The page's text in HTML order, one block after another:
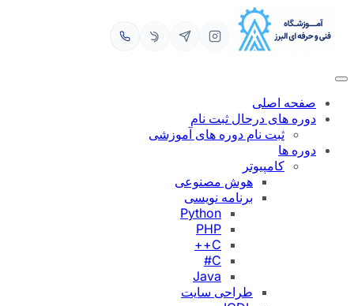
محتوا
صفحه اصلی
دوره های درحال ثبت نام
ثبت نام دوره های آموزشی
دوره ها
کامپیوتر
هوش مصنوعی
برنامه نویسی
Python
PHP
C++
C#
Java
طراحی سایت